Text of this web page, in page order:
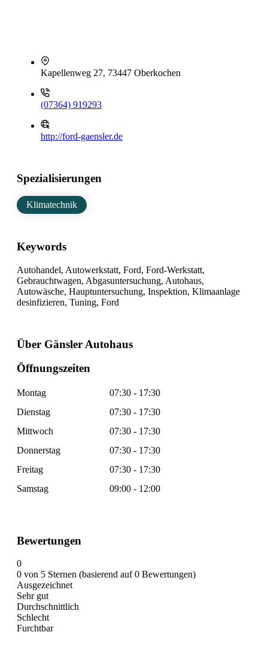
Kapellenweg 27, 73447 Oberkochen
(07364) 919293
http://ford-gaensler.de
Spezialisierungen
Klimatechnik
Keywords
Autohandel, Autowerkstatt, Ford, Ford-Werkstatt,
Gebrauchtwagen, Abgasuntersuchung, Autohaus,
Autowäsche, Hauptuntersuchung, Inspektion, Klimaanlage
desinfizieren, Tuning, Ford
Über Gänsler Autohaus
Öffnungszeiten
Montag
07:30 - 17:30
Dienstag
07:30 - 17:30
Mittwoch
07:30 - 17:30
Donnerstag
07:30 - 17:30
Freitag
07:30 - 17:30
Samstag
09:00 - 12:00
Bewertungen
0
0 von 5 Sternen (basierend auf 0 Bewertungen)
Ausgezeichnet
Sehr gut
Durchschnittlich
Schlecht
Furchtbar